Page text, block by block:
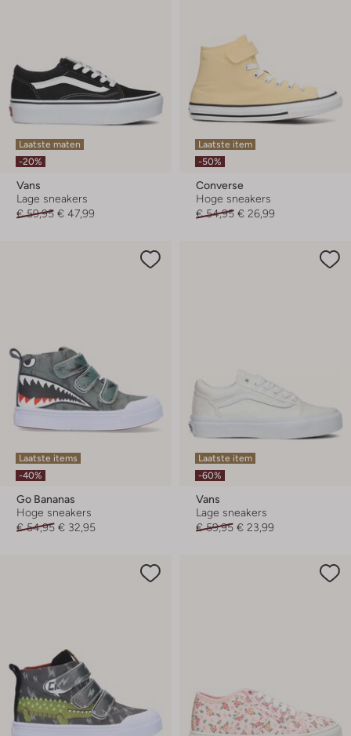
Laatste maten
-20%
Vans
Lage sneakers
€ 59,95 € 47,99
Laatste item
-50%
Converse
Hoge sneakers
€ 54,95 € 26,99
Laatste items
-40%
Go Bananas
Hoge sneakers
€ 54,95 € 32,95
Laatste item
-60%
Vans
Lage sneakers
€ 59,95 € 23,99